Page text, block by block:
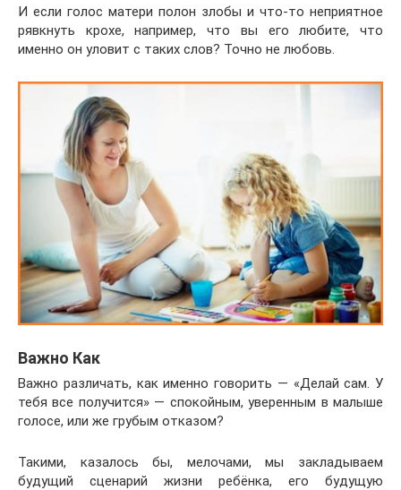
И если голос матери полон злобы и что-то неприятное
рявкнуть крохе, например, что вы его любите, что
именно он уловит с таких слов? Точно не любовь.
Важно Как
Важно различать, как именно говорить — «Делай сам. У
тебя все получится» — спокойным, уверенным в малыше
голосе, или же грубым отказом?
Такими, казалось бы, мелочами, мы закладываем
будущий сценарий жизни ребёнка, его будущую